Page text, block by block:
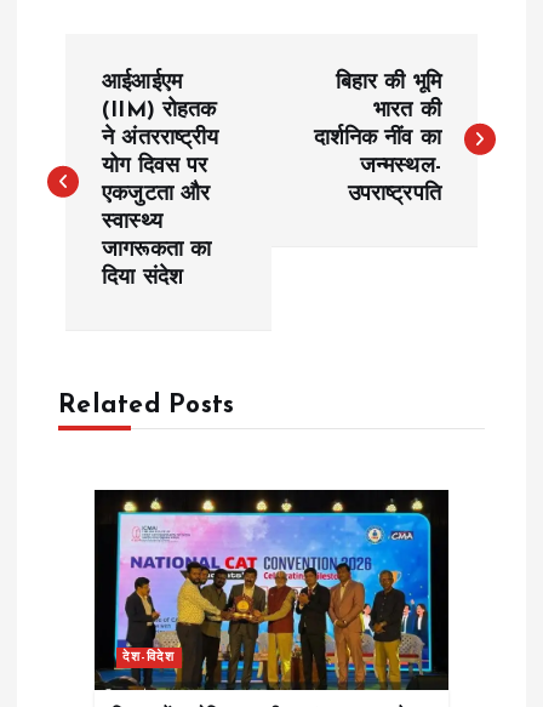
s
v
आईआईएम
(IIM) रोहतक
ने अंतरराष्ट्रीय
योग दिवस पर
एकजुटता और
स्वास्थ्य
जागरूकता का
दिया संदेश
बिहार की भूमि
भारत की
दार्शनिक नींव का
जन्मस्थल-
उपराष्ट्रपति
Related Posts
देश-विदेश